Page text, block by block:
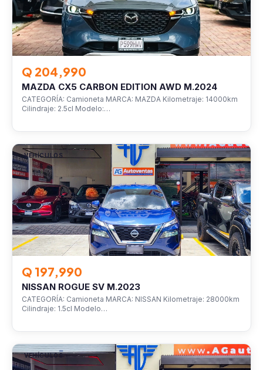
Q 204,990
MAZDA CX5 CARBON EDITION AWD M.2024
CATEGORÍA: Camioneta MARCA: MAZDA Kilometraje: 14000km
Cilindraje: 2.5cl Modelo:…
VEHÍCULOS
Q 197,990
NISSAN ROGUE SV M.2023
CATEGORÍA: Camioneta MARCA: NISSAN Kilometraje: 28000km
Cilindraje: 1.5cl Modelo…
VEHÍCULOS